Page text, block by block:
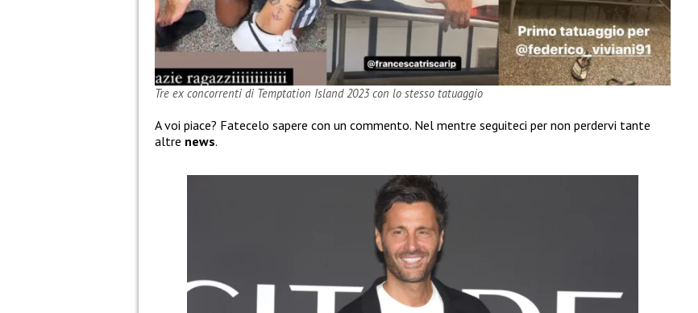
Tre ex concorrenti di Temptation Island 2023 con lo stesso tatuaggio
A voi piace? Fatecelo sapere con un commento. Nel mentre seguiteci per non perdervi tante
altre news.